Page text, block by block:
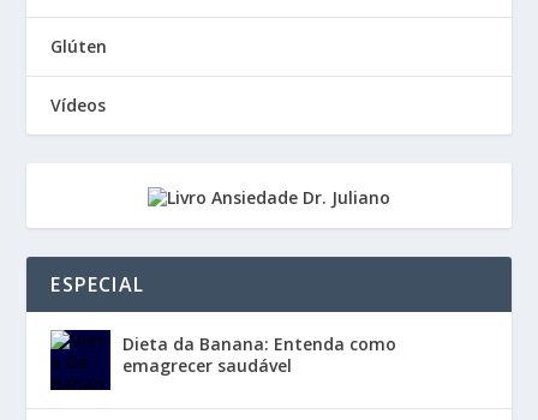
Glúten
Vídeos
ESPECIAL
Dieta da Banana: Entenda como
emagrecer saudável